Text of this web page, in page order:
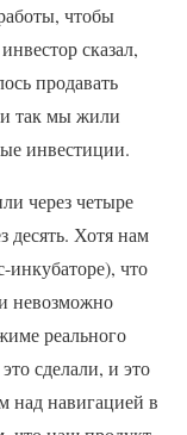
чтобы
сказал,
продавать
так мы жили
инвестиции.
через четыре
десять. Хотя нам
инкубаторе), что
невозможно
реального
сделали, и это
над навигацией в